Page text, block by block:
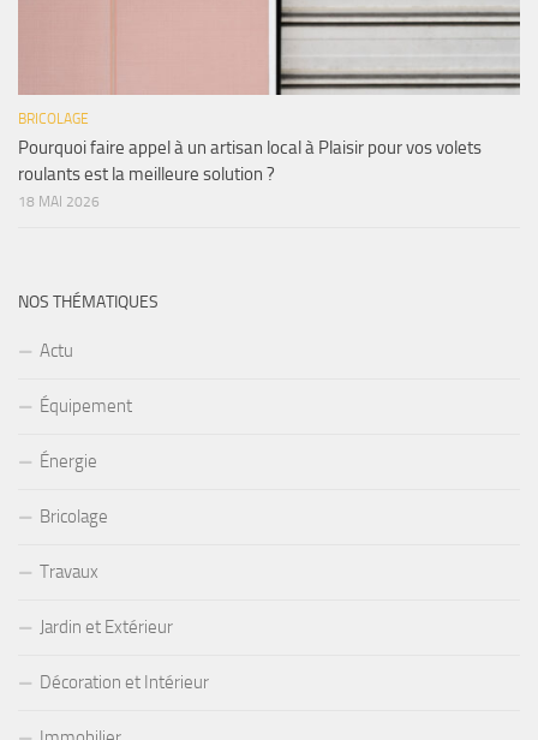
BRICOLAGE
Pourquoi faire appel à un artisan local à Plaisir pour vos volets
roulants est la meilleure solution ?
18 MAI 2026
NOS THÉMATIQUES
Actu
Équipement
Énergie
Bricolage
Travaux
Jardin et Extérieur
Décoration et Intérieur